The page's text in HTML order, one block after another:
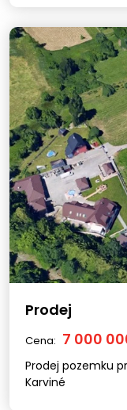
Prodej
Cena: 7 000
Prodej pozemku
Karviné